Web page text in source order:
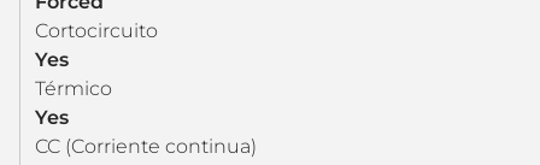
Cortocircuito
Yes
Térmico
Yes
CC (Corriente continua)